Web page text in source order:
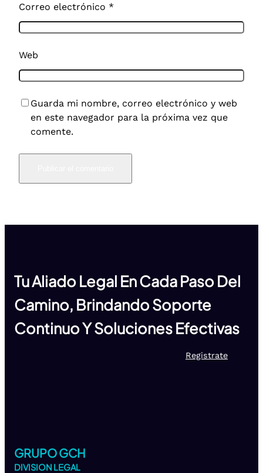
Correo electrónico *
Web
Guarda mi nombre, correo electrónico y web
en este navegador para la próxima vez que
comente.
Tu Aliado Legal En Cada Paso Del
Camino, Brindando Soporte
Continuo Y Soluciones Efectivas
Registrate
GRUPO GCH
DIVISION LEGAL